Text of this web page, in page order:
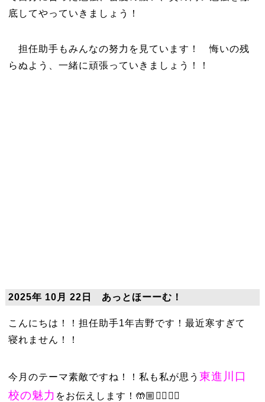
底してやっていきましょう！
担任助手もみんなの努力を見ています！ 悔いの残
らぬよう、一緒に頑張っていきましょう！！
2025年 10月 22日 あっとほーーむ！
こんにちは！！担任助手1年吉野です！最近寒すぎて
寝れません！！
今月のテーマ素敵ですね！！私も私が思う 東進川口
校の魅力 をお伝えします！🤲🏼❤️‍🔥❤️‍🔥